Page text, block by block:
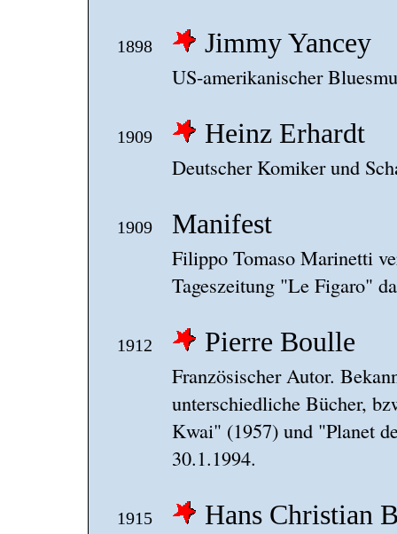
1898 Jimmy Yancey
US-amerikanischer
1909 Heinz Erhardt
Deutscher Komiker und
1909 Manifest
Filippo Tomaso Marinetti
Tageszeitung "Le Figaro"
1912 Pierre Boulle
Französischer Autor.
unterschiedliche Bücher,
Kwai" (1957) und "Planet
30.1.1994.
1915 Hans Christian